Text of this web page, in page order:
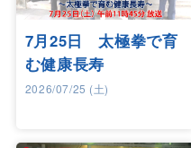
7月25日 太極拳で育
む健康長寿
2026/07/25 (土)